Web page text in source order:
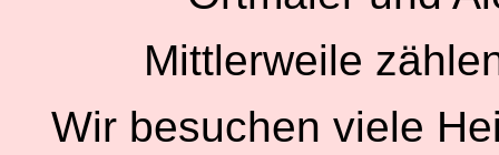
Mittlerweile
Wir besuchen viele